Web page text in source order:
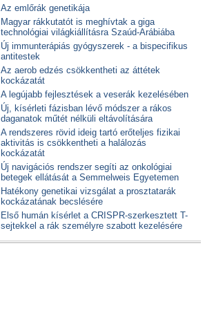
Az emlőrák genetikája
Magyar rákkutatót is meghívtak a giga
technológiai világkiállításra Szaúd-Arábiába
Új immunterápiás gyógyszerek - a bispecifikus
antitestek
Az aerob edzés csökkentheti az áttétek
kockázatát
A legújabb fejlesztések a veserák kezelésében
Új, kísérleti fázisban lévő módszer a rákos
daganatok műtét nélküli eltávolítására
A rendszeres rövid ideig tartó erőteljes fizikai
aktivitás is csökkentheti a halálozás
kockázatát
Új navigációs rendszer segíti az onkológiai
betegek ellátását a Semmelweis Egyetemen
Hatékony genetikai vizsgálat a prosztatarák
kockázatának becslésére
Első humán kísérlet a CRISPR-szerkesztett T-
sejtekkel a rák személyre szabott kezelésére